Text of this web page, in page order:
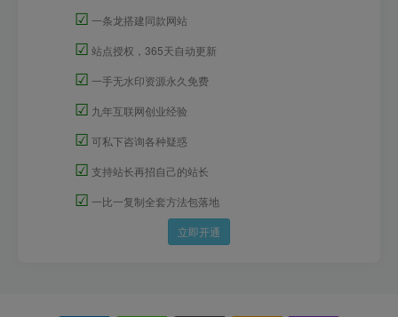
☑ 一条龙搭建同款网站
☑ 站点授权，365天自动更新
☑ 一手无水印资源永久免费
☑ 九年互联网创业经验
☑ 可私下咨询各种疑惑
☑ 支持站长再招自己的站长
☑ 一比一复制全套方法包落地
立即开通